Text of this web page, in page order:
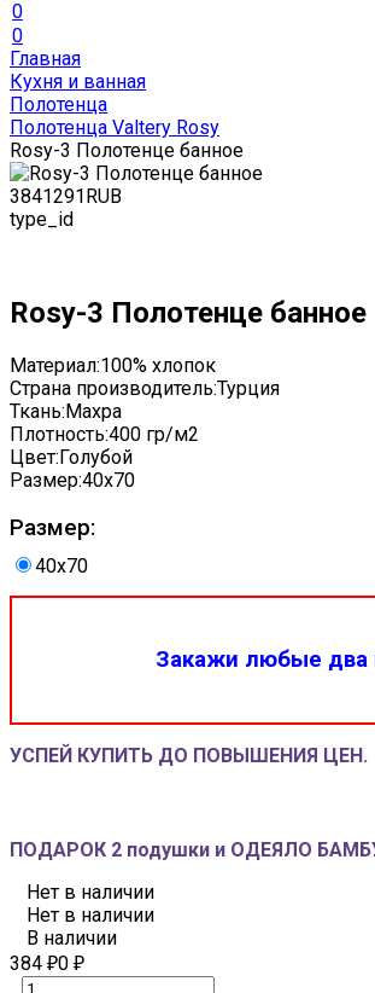
0
0
Главная
Кухня и ванная
Полотенца
Полотенца Valtery Rosy
Rosy-3 Полотенце банное
3841291RUB
type_id
Rosy-3 Полотенце банное
Материал:100% хлопок
Страна производитель:Турция
Ткань:Махра
Плотность:400 гр/м2
Цвет:Голубой
Размер:40x70
Размер:
40x70
Закажи любые два
УСПЕЙ КУПИТЬ ДО ПОВЫШЕНИЯ ЦЕН.
ПОДАРОК 2 подушки и ОДЕЯЛО
Нет в наличии
Нет в наличии
В наличии
384 ₽0 ₽